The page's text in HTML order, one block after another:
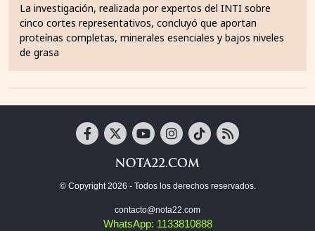
La investigación, realizada por expertos del INTI sobre
cinco cortes representativos, concluyó que aportan
proteínas completas, minerales esenciales y bajos niveles
de grasa
© Copyright 2026 - Todos los derechos reservados.
contacto@nota22.com
WhatsApp: 1133810888